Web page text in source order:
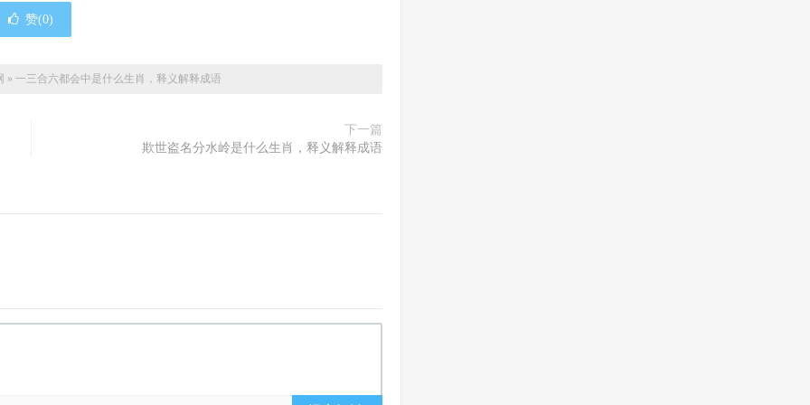
赞(0)
» 一三合六都会中是什么生肖，释义解释成语
下一篇
欺世盗名分水岭是什么生肖，释义解释成语